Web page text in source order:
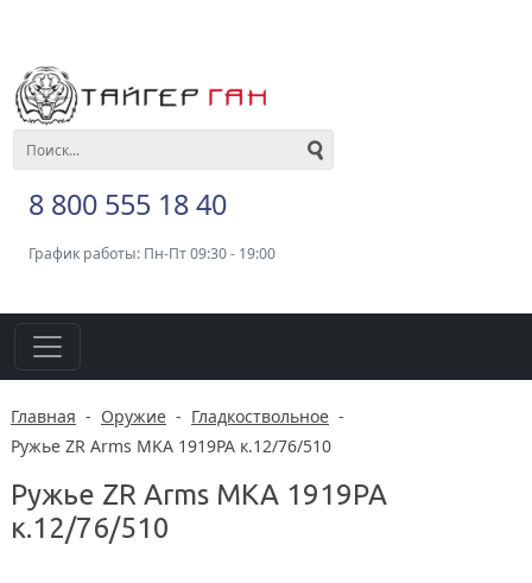
8 800 555 18 40
График работы: Пн-Пт 09:30 - 19:00
Главная - Оружие - Гладкоствольное -
Ружье ZR Arms MKA 1919PA к.12/76/510
Ружье ZR Arms MKA 1919PA
к.12/76/510